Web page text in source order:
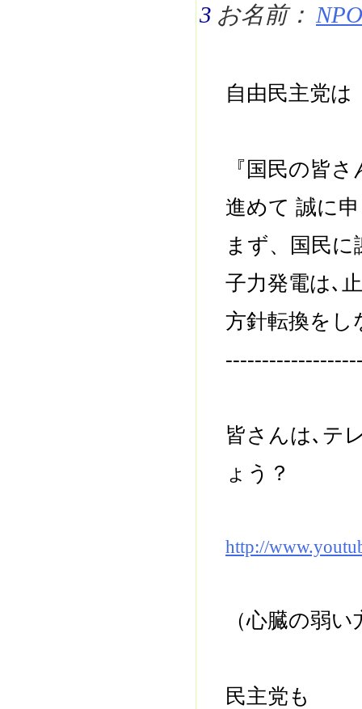
3 お名前：
自由民主党は
『国民の皆
進めて 誠に
まず、国民
子力発電は､
方針転換をし
皆さんは､テ
ょう？
http://
（心臓の弱
民主党も